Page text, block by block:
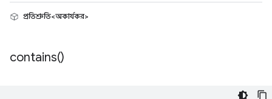
প্রতিশ্রুতি<অকার্যকর>
contains()